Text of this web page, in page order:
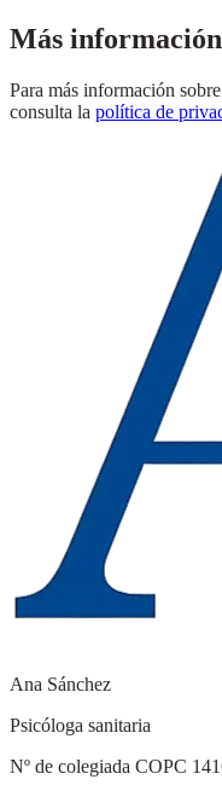
Más información
Para más información
consulta la política de
Ana Sánchez
Psicóloga sanitaria
Nº de colegiada COPC